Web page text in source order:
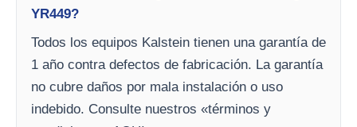
YR449?
Todos los equipos Kalstein tienen una garantía de
1 año contra defectos de fabricación. La garantía
no cubre daños por mala instalación o uso
indebido. Consulte nuestros «términos y